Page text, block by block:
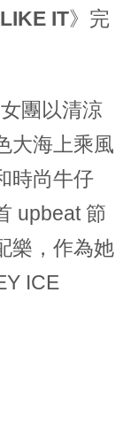
IT》完
女團以清涼
大海上乘風
時尚牛仔
upbeat 節
樂，作為她
ICE